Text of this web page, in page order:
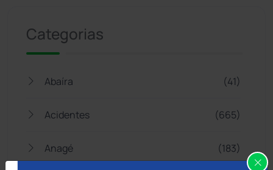
Categorias
Abaíra (41)
Acidentes (665)
Anagé (183)